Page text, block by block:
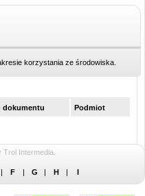
korzystania ze środowiska.
dokumentu
Podmiot
Intermedia.
| F | G | H | I